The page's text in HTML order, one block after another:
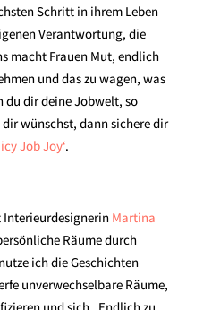
Schritt in ihrem Leben
Verantwortung, die
macht Frauen Mut, endlich
und das zu wagen, was
du dir deine Jobwelt, so
wünschst, dann sichere dir
Job Joy‘.
Interieurdesignerin Martina
Räume durch
ich die Geschichten
unverwechselbare Räume,